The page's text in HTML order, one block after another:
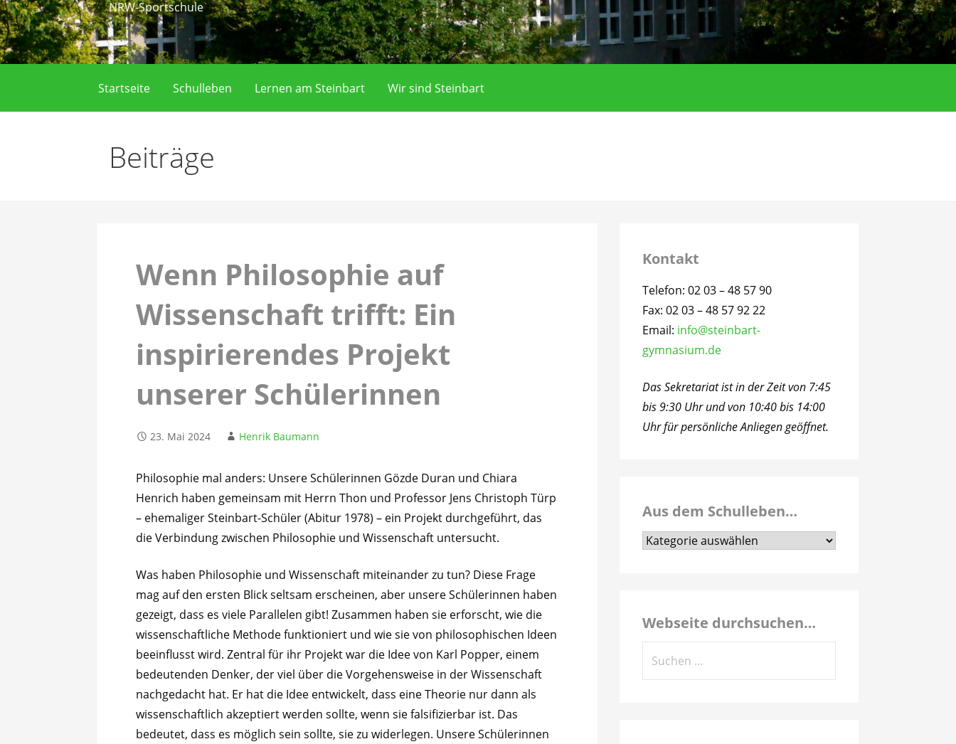
NRW-Sportschule
Startseite Schulleben Lernen am Steinbart Wir sind Steinbart
Beiträge
Wenn Philosophie auf
Wissenschaft trifft: Ein
inspirierendes Projekt
unserer Schülerinnen
23. Mai 2024 Henrik Baumann
Philosophie mal anders: Unsere Schülerinnen Gözde Duran und Chiara
Henrich haben gemeinsam mit Herrn Thon und Professor Jens Christoph Türp
– ehemaliger Steinbart-Schüler (Abitur 1978) – ein Projekt durchgeführt, das
die Verbindung zwischen Philosophie und Wissenschaft untersucht.
Was haben Philosophie und Wissenschaft miteinander zu tun? Diese Frage
mag auf den ersten Blick seltsam erscheinen, aber unsere Schülerinnen haben
gezeigt, dass es viele Parallelen gibt! Zusammen haben sie erforscht, wie die
wissenschaftliche Methode funktioniert und wie sie von philosophischen Ideen
beeinflusst wird. Zentral für ihr Projekt war die Idee von Karl Popper, einem
bedeutenden Denker, der viel über die Vorgehensweise in der Wissenschaft
nachgedacht hat. Er hat die Idee entwickelt, dass eine Theorie nur dann als
wissenschaftlich akzeptiert werden sollte, wenn sie falsifizierbar ist. Das
bedeutet, dass es möglich sein sollte, sie zu widerlegen. Unsere Schülerinnen
Kontakt
Telefon: 02 03 – 48 57 90
Fax: 02 03 – 48 57 92 22
Email: info@steinbart-
gymnasium.de
Das Sekretariat ist in der Zeit von 7:45
bis 9:30 Uhr und von 10:40 bis 14:00
Uhr für persönliche Anliegen geöffnet.
Aus dem Schulleben…
Aus
Webseite durchsuchen…